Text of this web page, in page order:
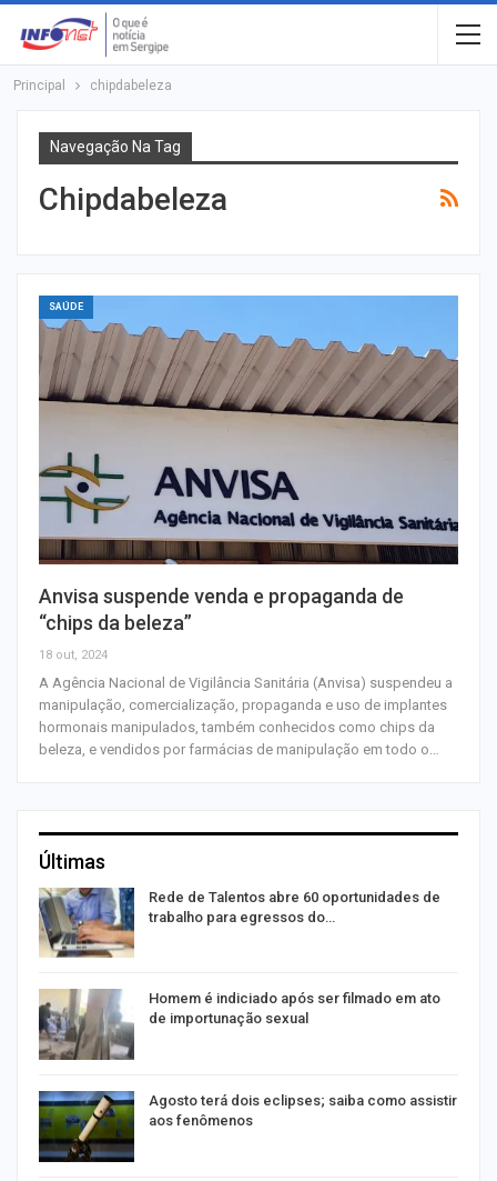
Principal chipdabeleza
Navegação Na Tag
Chipdabeleza
SAÚDE
Anvisa suspende venda e propaganda de
“chips da beleza”
18 out, 2024
A Agência Nacional de Vigilância Sanitária (Anvisa) suspendeu a
manipulação, comercialização, propaganda e uso de implantes
hormonais manipulados, também conhecidos como chips da
beleza, e vendidos por farmácias de manipulação em todo o…
Últimas
Rede de Talentos abre 60 oportunidades de
trabalho para egressos do…
Homem é indiciado após ser filmado em ato
de importunação sexual
Agosto terá dois eclipses; saiba como assistir
aos fenômenos